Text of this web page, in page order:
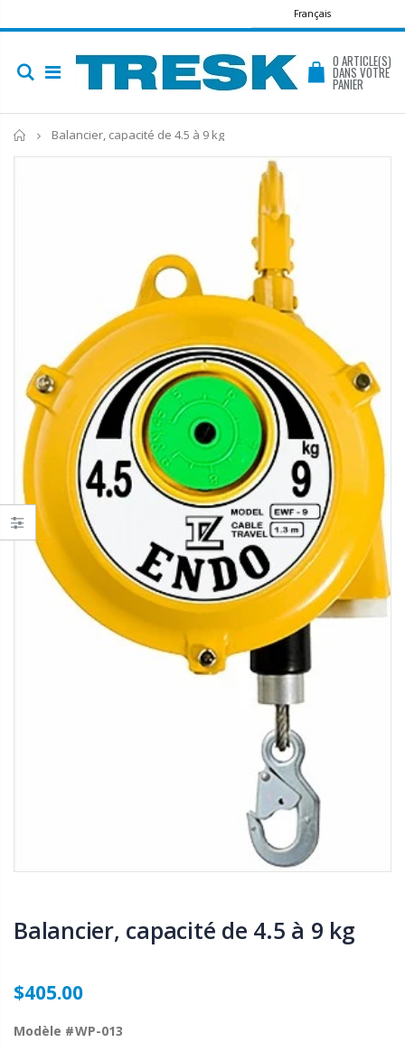
Français
0 ARTICLE(S)
DANS VOTRE
PANIER
Accueil
Balancier, capacité de 4.5 à 9 kg
Balancier, capacité de 4.5 à 9 kg
$405.00
Modèle #WP-013